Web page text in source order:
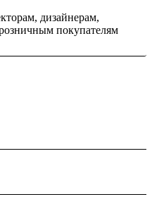
дизайнерам,
покупателям